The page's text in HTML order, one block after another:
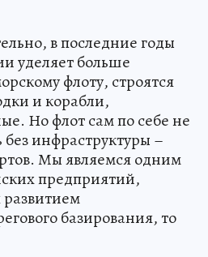
в последние годы
уделяет больше
флоту, строятся
и корабли,
Но флот сам по себе не
инфраструктуры –
Мы являемся одним
предприятий,
развитием
базирования, то